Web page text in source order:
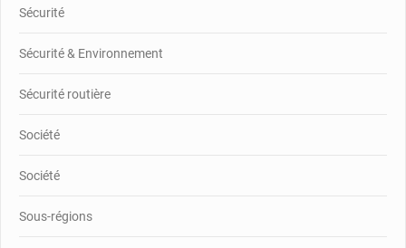
Sécurité
Sécurité & Environnement
Sécurité routière
Société
Société
Sous-régions